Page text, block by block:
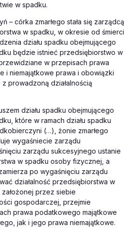
w spadku.
– córka zmarłego stała się zarządcą
w spadku, w okresie od śmierci
działu spadku obejmującego
będzie istnieć przedsiębiorstwo w
w przepisach prawa
i niemajątkowe prawa i obowiązki
prowadzoną działalnością
działu spadku obejmującego
które w ramach działu spadku
(…)
, żonie zmarłego
wygaśniecie zarządu
zarządu sukcesyjnego ustanie
w spadku osoby fizycznej, a
po wygaśnięciu zarządu
działalność przedsiębiorstwa w
przez siebie
gospodarczej, przejmie
prawa podatkowego majątkowe
jak i jego prawa niemajątkowe.